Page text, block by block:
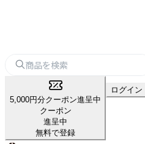
5,000円分クーポン進呈中
クーポン
進呈中
無料で登録
ログイン